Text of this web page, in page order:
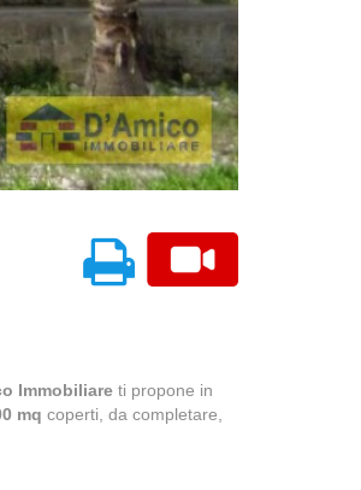
Immobiliare ti propone in
mq coperti, da completare,